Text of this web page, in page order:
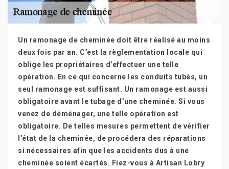
Un ramonage de cheminée doit être réalisé au moins
deux fois par an. C’est la règlementation locale qui
oblige les propriétaires d’effectuer une telle
opération. En ce qui concerne les conduits tubés, un
seul ramonage est suffisant. Un ramonage est aussi
obligatoire avant le tubage d’une cheminée. Si vous
venez de déménager, une telle opération est
obligatoire. De telles mesures permettent de vérifier
l’état de la cheminée, de procédera des réparations
si nécessaires afin que les accidents dus à une
cheminée soient écartés. Fiez-vous à Artisan Lobry